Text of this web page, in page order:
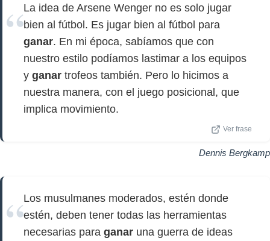
La idea de Arsene Wenger no es solo jugar
bien al fútbol. Es jugar bien al fútbol para
ganar. En mi época, sabíamos que con
nuestro estilo podíamos lastimar a los equipos
y ganar trofeos también. Pero lo hicimos a
nuestra manera, con el juego posicional, que
implica movimiento.
Ver frase
Dennis Bergkamp
Los musulmanes moderados, estén donde
estén, deben tener todas las herramientas
necesarias para ganar una guerra de ideas